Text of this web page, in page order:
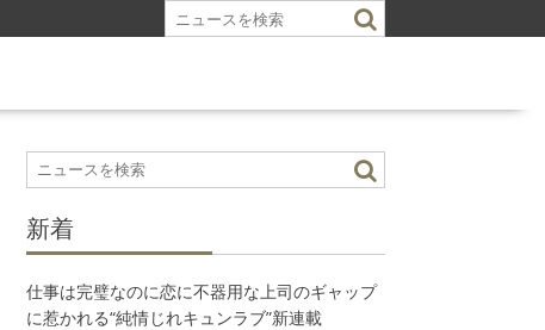
新着
仕事は完璧なのに恋に不器用な上司のギャップ
に惹かれる“純情じれキュンラブ”新連載